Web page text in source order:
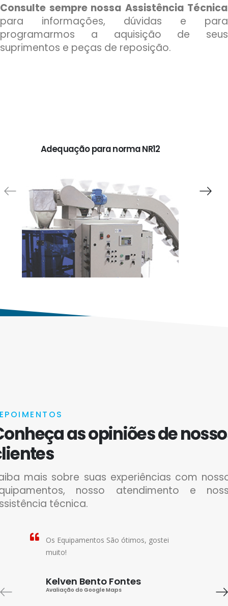
Consulte sempre nossa Assistência Técnica
para informações, dúvidas e para
programarmos a aquisição de seus
suprimentos e peças de reposição.
Adequação para norma NR12
as opiniões de
mais sobre suas experiências com
nosso atendimento e
técnica.
Os Equipamentos São ótimos, gostei
muito!
Kelven Bento Fontes
Avaliação do Google Maps